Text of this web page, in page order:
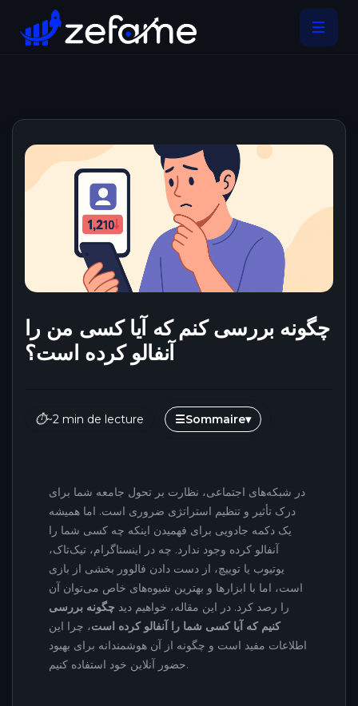
چگونه بررسی کنم که آیا کسی من را
آنفالو کرده است؟
⏱~2 min de lecture ☰Sommaire▾
در شبکه‌های اجتماعی، نظارت بر تحول جامعه شما برای
درک تأثیر و تنظیم استراتژی ضروری است. اما همیشه
یک دکمه جادویی برای فهمیدن اینکه چه کسی شما را
آنفالو کرده وجود ندارد. چه در اینستاگرام، تیک‌تاک،
یوتیوب یا توییچ، از دست دادن فالوور بخشی از بازی
است، اما با ابزارها و بهترین شیوه‌های خاص می‌توان آن
را رصد کرد. در این مقاله، خواهیم دید چگونه بررسی
کنیم که آیا کسی شما را آنفالو کرده است، چرا این
اطلاعات مفید است و چگونه از آن هوشمندانه برای بهبود
حضور آنلاین خود استفاده کنیم.